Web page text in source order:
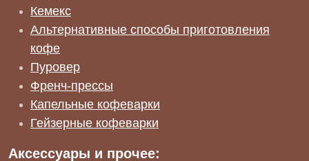
Кемекс
Альтернативные способы приготовления
кофе
Пуровер
Френч-прессы
Капельные кофеварки
Гейзерные кофеварки
Аксессуары и прочее: